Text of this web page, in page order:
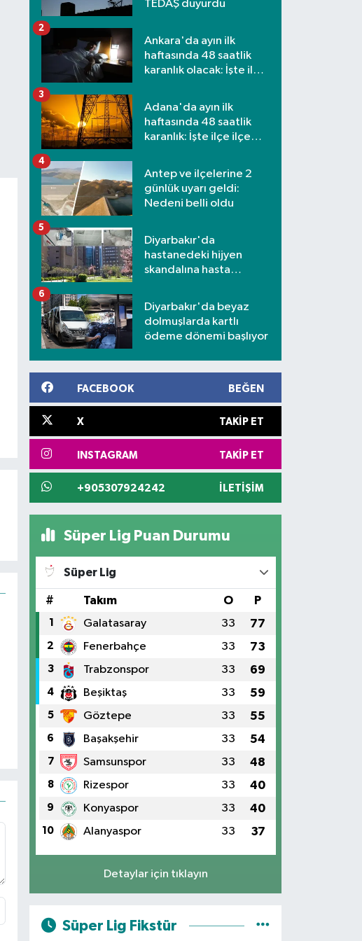
TEDAŞ duyurdu
Ankara'da ayın ilk
haftasında 48 saatlik
karanlık olacak: İşte ilçe
2
Adana'da ayın ilk
haftasında 48 saatlik
karanlık: İşte ilçe ilçe
3
Antep ve ilçelerine 2
günlük uyarı geldi:
Nedeni belli oldu
4
Diyarbakır'da
hastanedeki hijyen
skandalına hasta
5
Diyarbakır'da beyaz
dolmuşlarda kartlı
ödeme dönemi başlıyor
6
FACEBOOK BEĞEN
X TAKIP ET
INSTAGRAM TAKIP ET
+905307924242 İLETIŞIM
Süper Lig Puan Durumu
Süper Lig
# Takım O P
1 Galatasaray 33 77
2 Fenerbahçe 33 73
3 Trabzonspor 33 69
4 Beşiktaş 33 59
5 Göztepe 33 55
6 Başakşehir 33 54
7 Samsunspor 33 48
8 Rizespor 33 40
9 Konyaspor 33 40
10 Alanyaspor 33 37
Detaylar için tıklayın
Süper Lig Fikstür